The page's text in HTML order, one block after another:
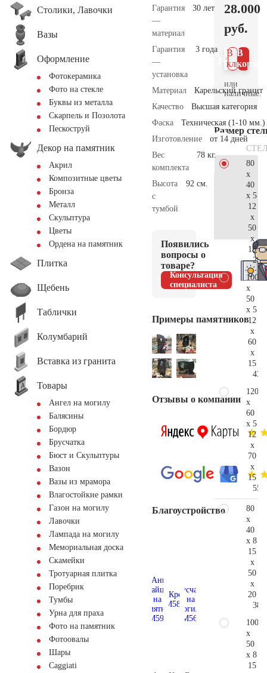
Столики, Лавочки
Вазы
Оформление
Фотокерамика
Фото на стекле
Буквы из металла
Скарпель и Позолота
Пескоструй
Декор на памятник
Акрил
Композитные цветы
Бронза
Металл
Скульптура
Цветы
Ордена на памятник
Плитка
Щебень
Таблички
Колумбарий
Вставка из гранита
Товары
Ангел на могилу
Балясины
Бордюр
Брусчатка
Бюст и Скульптуры
Вазон
Вазы из мрамора
Влагостойкие рамки
Газон на могилу
Лавочки
Лампада на могилу
Мемориальная доска
Скамейки
Тротуарная плитка
Поребрик
Тумбы
Урна для праха
Фото на памятник
Фотоовалы
Шары
Сaggiati
Гарантия
—
материал
30 лет
Гарантия
—
установка
3 года
Материал
Карельский гранит
Качество
Высшая категория
Фаска
Техническая (1-10 мм.)
Изготовление
от 14 дней
Вес
комплекта
78 кг.
Высота
с
тумбой
92 см.
Появились
вопросы о
товаре?
Консультация
специалиста
Примеры памятников
Отзывы о компании
Благоустройство
28.000
руб.
В
В 1
клик
или
наличные.
Размер
80
x
40
x 5
12
x
50
x
15
100
x
50
x 5
12
x
60
x
15
120
x
60
x 5
12
x
70
x
15
80
x
40
x 8
15
x
50
x
20
100
x
50
x 8
15